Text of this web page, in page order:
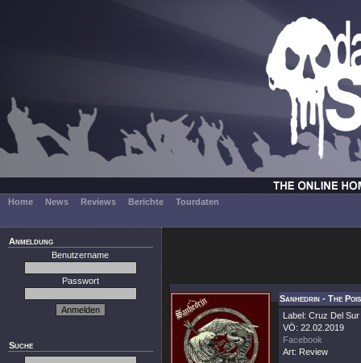
Home News Reviews Berichte Tourdaten
Anmeldung
Benutzername
Passwort
Suche
Sanhedrin - The
Label: Cruz Del
VÖ: 22.02.2019
Facebook
Art: Review